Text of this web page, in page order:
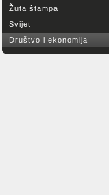
Žuta štampa
Svijet
Društvo i ekonomija